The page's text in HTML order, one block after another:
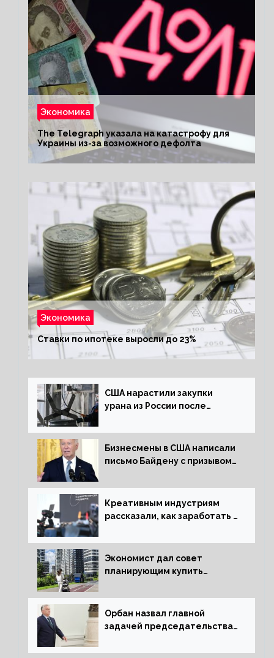
Экономика
The Telegraph указала на катастрофу для
Украины из-за возможного дефолта
Экономика
Ставки по ипотеке выросли до 23%
США нарастили закупки
урана из России после
Бизнесмены в США написали
письмо Байдену с призывом
Креативным индустриям
рассказали, как заработать 2
экономики
Экономист дал совет
планирующим купить
Орбан назвал главной
задачей председательства
за мир